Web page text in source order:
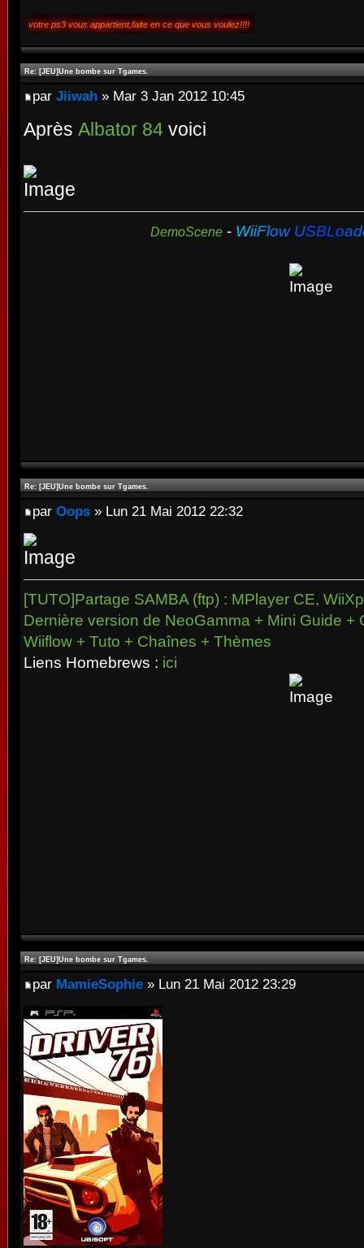
votre ps3 vous appartient,faite en ce que vous voulez!!!!
Re: [JEU]Une bombe sur Tgames.
par Jiiwah » Mar 3 Jan 2012 10:45
Après Albator 84 voici
DemoScene - WiiFlow USBLoad
Re: [JEU]Une bombe sur Tgames.
par Oops » Lun 21 Mai 2012 22:32
[TUTO]Partage SAMBA (ftp) : MPlayer CE,
Dernière version de NeoGamma + Mini Guide +
Wiiflow + Tuto + Chaînes + Thèmes
Liens Homebrews : ici
Re: [JEU]Une bombe sur Tgames.
par MamieSophie » Lun 21 Mai 2012 23:29